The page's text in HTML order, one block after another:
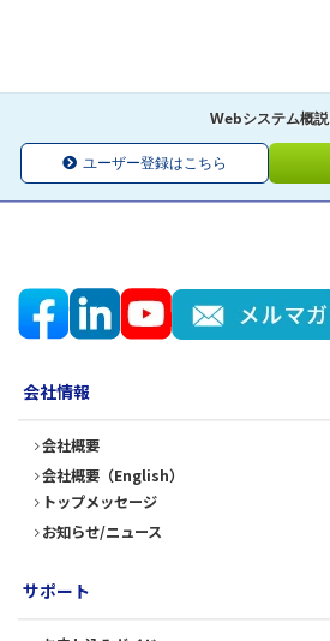
Webシステム概説
ユーザー登録はこちら
会社情報
会社概要
会社概要（English）
トップメッセージ
お知らせ/ニュース
サポート